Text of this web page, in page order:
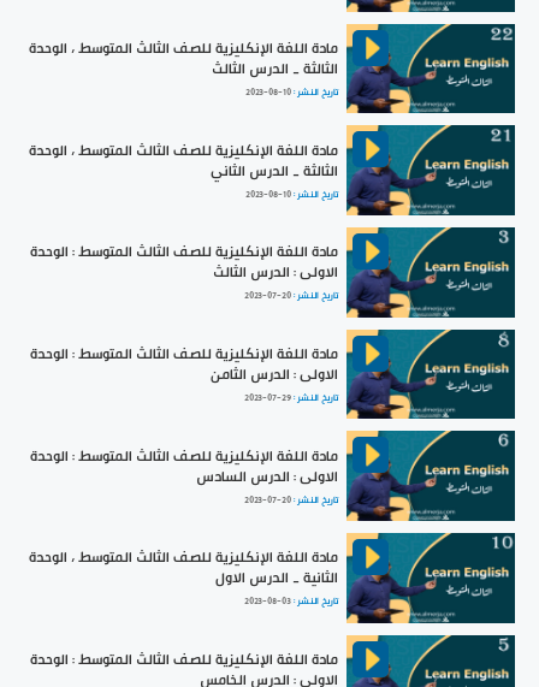
مادة اللغة الإنكليزية للصف الثالث المتوسط ، الوحدة
الثالثة _ الدرس الثالث
تاريخ النشر :2023-08-10
مادة اللغة الإنكليزية للصف الثالث المتوسط ، الوحدة
الثالثة _ الدرس الثاني
تاريخ النشر :2023-08-10
مادة اللغة الإنكليزية للصف الثالث المتوسط : الوحدة
الاولى : الدرس الثالث
تاريخ النشر :2023-07-20
مادة اللغة الإنكليزية للصف الثالث المتوسط : الوحدة
الاولى : الدرس الثامن
تاريخ النشر :2023-07-29
مادة اللغة الإنكليزية للصف الثالث المتوسط : الوحدة
الاولى : الدرس السادس
تاريخ النشر :2023-07-20
مادة اللغة الإنكليزية للصف الثالث المتوسط ، الوحدة
الثانية _ الدرس الاول
تاريخ النشر :2023-08-03
مادة اللغة الإنكليزية للصف الثالث المتوسط : الوحدة
الاولى : الدرس الخامس